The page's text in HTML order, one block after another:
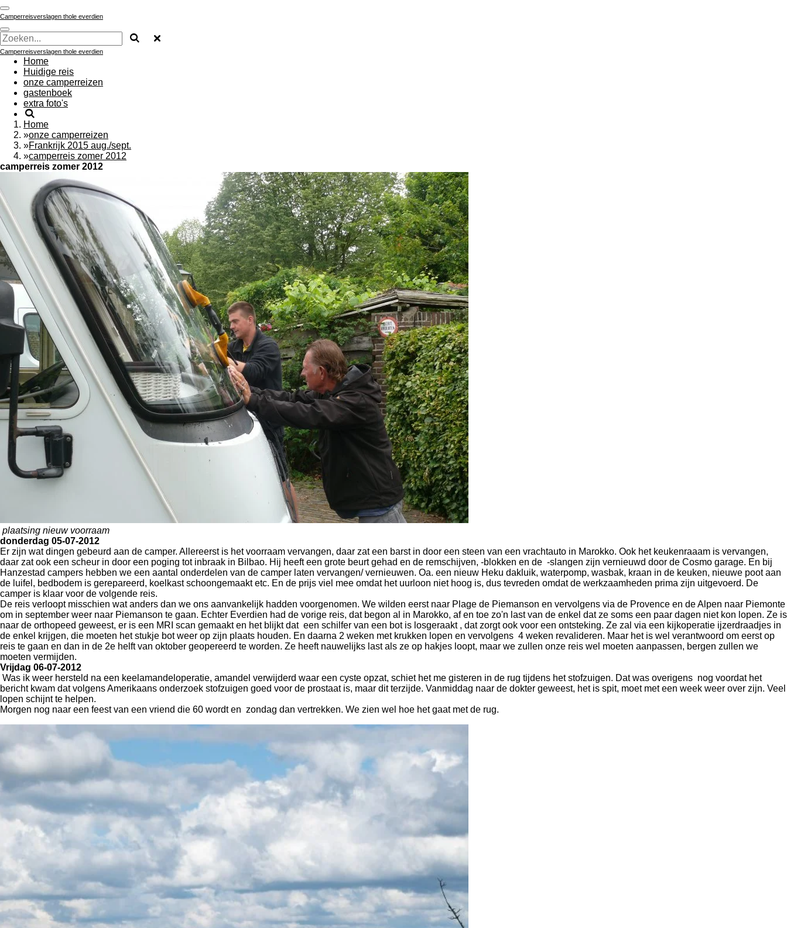
Ga
direct
naar
de
hoofdinhoud
Camperreisverslagen thole everdien
Camperreisverslagen thole everdien
Home
Huidige reis
onze camperreizen
gastenboek
extra foto's
Home
»onze camperreizen
»Frankrijk 2015 aug./sept.
»camperreis zomer 2012
camperreis zomer 2012
plaatsing nieuw voorraam
donderdag 05-07-2012
Er zijn wat dingen gebeurd aan de camper. Allereerst is het voorraam vervangen, daar zat een barst in door een steen van een vrachtauto in Marokko. Ook het keukenraaam is vervangen,
daar zat ook een scheur in door een poging tot inbraak in Bilbao. Hij heeft een grote beurt gehad en de remschijven, -blokken en de -slangen zijn vernieuwd door de Cosmo garage. En bij
Hanzestad campers hebben we een aantal onderdelen van de camper laten vervangen/ vernieuwen. Oa. een nieuw Heku dakluik, waterpomp, wasbak, kraan in de keuken, nieuwe poot aan
de luifel, bedbodem is gerepareerd, koelkast schoongemaakt etc. En de prijs viel mee omdat het uurloon niet hoog is, dus tevreden omdat de werkzaamheden prima zijn uitgevoerd. De
camper is klaar voor de volgende reis.
De reis verloopt misschien wat anders dan we ons aanvankelijk hadden voorgenomen. We wilden eerst naar Plage de Piemanson en vervolgens via de Provence en de Alpen naar Piemonte
om in september weer naar Piemanson te gaan. Echter Everdien had de vorige reis, dat begon al in Marokko, af en toe zo'n last van de enkel dat ze soms een paar dagen niet kon lopen. Ze is
naar de orthopeed geweest, er is een MRI scan gemaakt en het blijkt dat een schilfer van een bot is losgeraakt , dat zorgt ook voor een ontsteking. Ze zal via een kijkoperatie ijzerdraadjes in
de enkel krijgen, die moeten het stukje bot weer op zijn plaats houden. En daarna 2 weken met krukken lopen en vervolgens 4 weken revalideren. Maar het is wel verantwoord om eerst op
reis te gaan en dan in de 2e helft van oktober geopereerd te worden. Ze heeft nauwelijks last als ze op hakjes loopt, maar we zullen onze reis wel moeten aanpassen, bergen zullen we
moeten vermijden.
Vrijdag 06-07-2012
Was ik weer hersteld na een keelamandeloperatie, amandel verwijderd waar een cyste opzat, schiet het me gisteren in de rug tijdens het stofzuigen. Dat was overigens nog voordat het
bericht kwam dat volgens Amerikaans onderzoek stofzuigen goed voor de prostaat is, maar dit terzijde. Vanmiddag naar de dokter geweest, het is spit, moet met een week weer over zijn. Veel
lopen schijnt te helpen.
Morgen nog naar een feest van een vriend die 60 wordt en zondag dan vertrekken. We zien wel hoe het gaat met de rug.